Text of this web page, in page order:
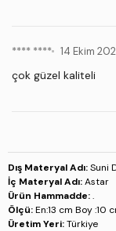
**** **** 14 Ekim
çok güzel kaliteli
Dış Materyal Adı:Suni
İç Materyal Adı:Astar
Ürün Hammadde:.
Ölçü:En:13 cm Boy :10
Üretim Yeri:Türkiye